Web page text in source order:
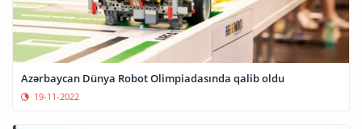
Azərbaycan Dünya Robot Olimpiadasında qalib oldu
19-11-2022